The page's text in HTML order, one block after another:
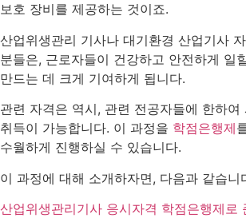
보호 장비를 제공하는 것이죠.
산업위생관리 기사나 대기환경 산업기사
분들은, 근로자들이 건강하고 안전하게 일
만드는 데 크게 기여하게 됩니다.
관련 자격은 역시, 관련 전공자들에 한하여
취득이 가능합니다. 이 과정을 학점은행제
수월하게 진행하실 수 있습니다.
이 과정에 대해 소개하자면, 다음과 같습니
산업위생관리기사 응시자격 학점은행제로